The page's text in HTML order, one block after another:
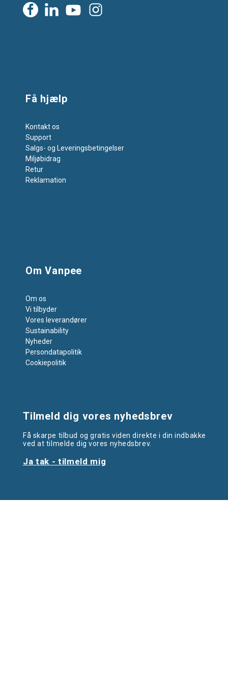
Få hjælp
Kontakt os
Support
Salgs- og Leveringsbetingelser
Miljøbidrag
Retur
Reklamation
Om Vanpee
Om os
Vi tilbyder
Vores leverandører
Sustainability
Nyheder
Persondatapolitik
Cookiepolitik
Tilmeld dig vores nyhedsbrev
Få skarpe tilbud og gratis viden direkte i din indbakke
ved at tilmelde dig vores nyhedsbrev.
Ja tak - tilmeld mig